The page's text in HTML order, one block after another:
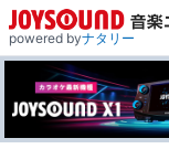
powered byナタリー